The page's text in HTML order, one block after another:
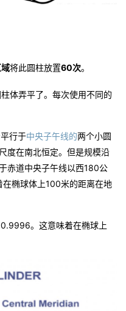
将此圆柱放置60次。
体弄平了。每次使用不同的
行于中央子午线的两个小圆
度在南北恒定。但是规模沿
赤道中央子午线以西180公
椭球体上100米的距离在地
。这意味着在椭球上